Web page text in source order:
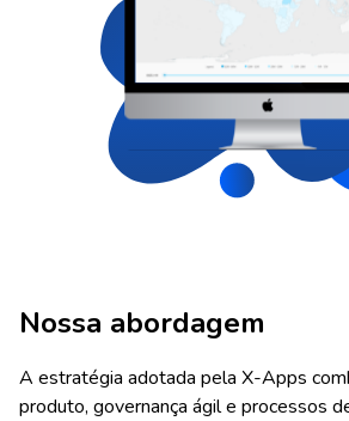
Nossa abordagem
A estratégia adotada pela X-Apps
produto, governança ágil e processos